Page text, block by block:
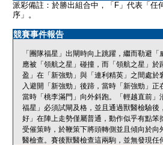
派彩備註：於勝出組合中，「F」代表「任
序」。
競賽事件報告
「團隊福星」出閘時向上跳躍，繼而勒避
應被「領航之星」碰撞，而「領航之星」
盈」在「新強勁」與「連利精英」之間處
入避開「新強勁」後蹄，當時「新強勁」
當時「桃李滿門」向外斜跑。「輕越直前
福星」必須試閘及格，並且通過獸醫檢驗
好」在陣上走勢僅屬普通，動作似乎有點
受催策時，於鞭策下將頭轉側並且傾向於
醫檢查。賽後獸醫檢查這兩駒，並無發現